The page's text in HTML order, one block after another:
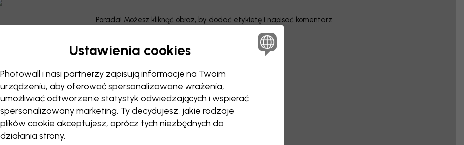
Porada! Możesz kliknąć obraz, by dodać etykietę i napisać komentarz.
Ustawienia cookies
Photowall i nasi partnerzy zapisują informacje na Twoim
urządzeniu, aby oferować spersonalizowane wrażenia,
umożliwiać odtworzenie statystyk odwiedzających i wspierać
spersonalizowany marketing. Ty decydujesz, jakie rodzaje
plików cookie akceptujesz, oprócz tych niezbędnych do
działania strony.